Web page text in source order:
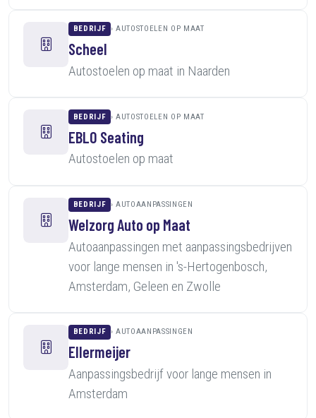
BEDRIJF AUTOSTOELEN OP MAAT
Scheel
Autostoelen op maat in Naarden
BEDRIJF AUTOSTOELEN OP MAAT
EBLO Seating
Autostoelen op maat
BEDRIJF AUTOAANPASSINGEN
Welzorg Auto op Maat
Autoaanpassingen met aanpassingsbedrijven
voor lange mensen in 's-Hertogenbosch,
Amsterdam, Geleen en Zwolle
BEDRIJF AUTOAANPASSINGEN
Ellermeijer
Aanpassingsbedrijf voor lange mensen in
Amsterdam